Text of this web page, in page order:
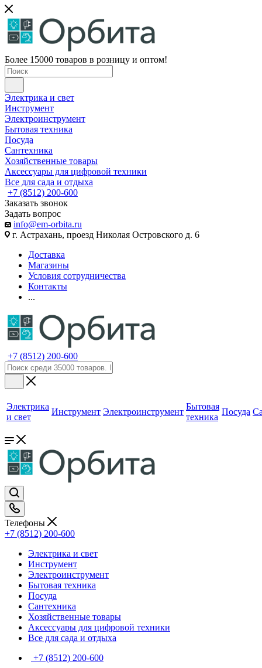
Более 15000 товаров в розницу и оптом!
Электрика и свет
Инструмент
Электроинструмент
Бытовая техника
Посуда
Сантехника
Хозяйственные товары
Аксессуары для цифровой техники
Все для сада и отдыха
+7 (8512) 200-600
Заказать звонок
Задать вопрос
info@em-orbita.ru
г. Астрахань, проезд Николая Островского д. 6
Доставка
Магазины
Условия сотрудничества
Контакты
...
+7 (8512) 200-600
Электрика
и свет
Инструмент Электроинструмент
Бытовая
техника
Посуда
Телефоны
+7 (8512) 200-600
Электрика и свет
Инструмент
Электроинструмент
Бытовая техника
Посуда
Сантехника
Хозяйственные товары
Аксессуары для цифровой техники
Все для сада и отдыха
+7 (8512) 200-600